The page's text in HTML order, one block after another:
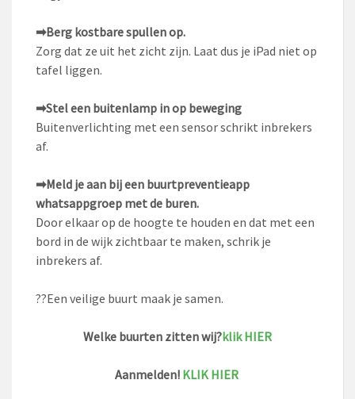
➡Berg kostbare spullen op.
Zorg dat ze uit het zicht zijn. Laat dus je iPad niet op
tafel liggen.
➡Stel een buitenlamp in op beweging
Buitenverlichting met een sensor schrikt inbrekers
af.
➡Meld je aan bij een buurtpreventieapp
whatsappgroep met de buren.
Door elkaar op de hoogte te houden en dat met een
bord in de wijk zichtbaar te maken, schrik je
inbrekers af.
??Een veilige buurt maak je samen.
Welke buurten zitten wij?klik HIER
Aanmelden! KLIK HIER